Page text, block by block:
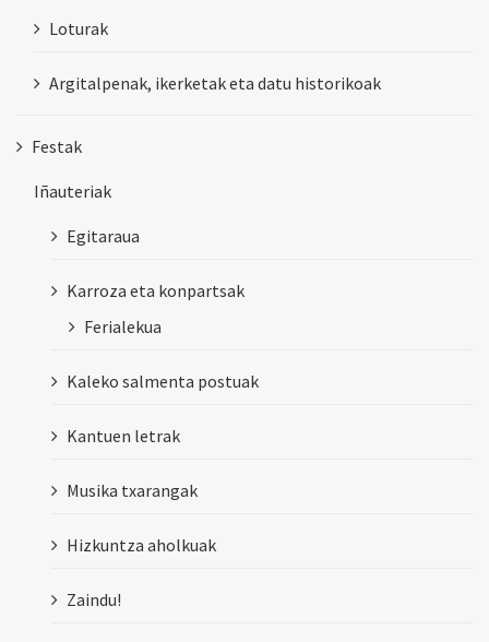
Loturak
Argitalpenak, ikerketak eta datu historikoak
Festak
Iñauteriak
Egitaraua
Karroza eta konpartsak
Ferialekua
Kaleko salmenta postuak
Kantuen letrak
Musika txarangak
Hizkuntza aholkuak
Zaindu!